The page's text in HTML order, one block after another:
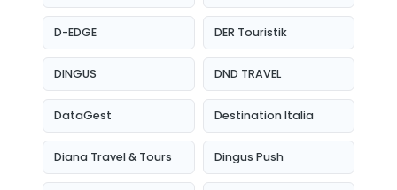
D-EDGE DER Touristik
DINGUS DND TRAVEL
DataGest Destination Italia
Diana Travel & Tours Dingus Push